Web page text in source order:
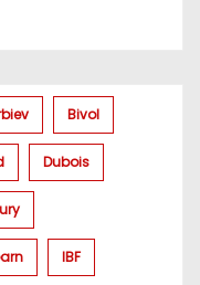
Bivol
Dubois
IBF